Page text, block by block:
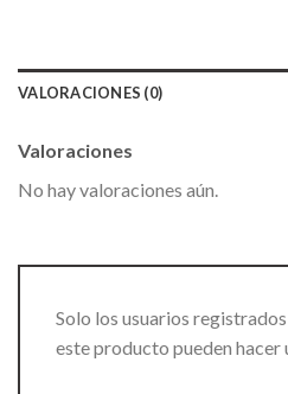
VALORACIONES (0)
Valoraciones
No hay valoraciones aún.
Solo los usuarios
este producto pueden hacer